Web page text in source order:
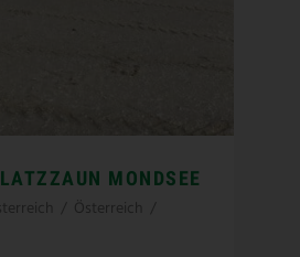
MONDSEE
Österreich